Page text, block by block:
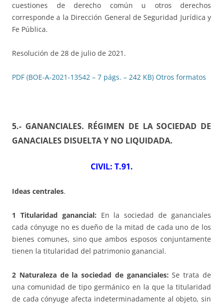
cuestiones de derecho común u otros derechos
corresponde a la Dirección General de Seguridad Jurídica y
Fe Pública.
Resolución de 28 de julio de 2021.
PDF (BOE-A-2021-13542 – 7 págs. – 242 KB) Otros formatos
5.- GANANCIALES. RÉGIMEN DE LA SOCIEDAD DE
GANACIALES DISUELTA Y NO LIQUIDADA.
CIVIL: T.91.
Ideas centrales.
1 Titularidad ganancial: En la sociedad de gananciales
cada cónyuge no es dueño de la mitad de cada uno de los
bienes comunes, sino que ambos esposos conjuntamente
tienen la titularidad del patrimonio ganancial.
2 Naturaleza de la sociedad de gananciales: Se trata de
una comunidad de tipo germánico en la que la titularidad
de cada cónyuge afecta indeterminadamente al objeto, sin